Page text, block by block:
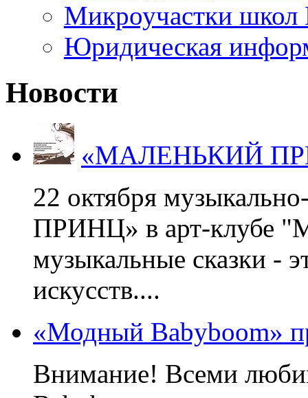
Микроучастки школ
Юридическая
Новости
«МАЛЕНЬКИЙ
22 октября
ПРИНЦ» в арт-клубе
музыкальные сказки -
искусств....
«Модный Babyboom»
Внимание! Всеми